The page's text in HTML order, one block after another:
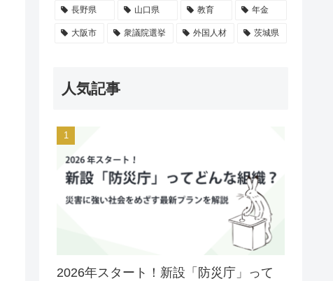
長野県 山口県 教育 年金
大阪市 衆議院選挙 外国人材 茨城県
人気記事
2026年スタート！新設「防災庁」って